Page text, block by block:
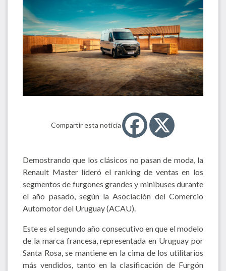
Compartir esta noticia
Demostrando que los clásicos no pasan de moda, la
Renault Master lideró el ranking de ventas en los
segmentos de furgones grandes y minibuses durante
el año pasado, según la Asociación del Comercio
Automotor del Uruguay (ACAU).
Este es el segundo año consecutivo en que el modelo
de la marca francesa, representada en Uruguay por
Santa Rosa, se mantiene en la cima de los utilitarios
más vendidos, tanto en la clasificación de Furgón